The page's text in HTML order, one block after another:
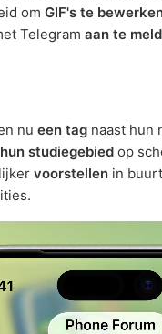
om GIF's te
Telegram aan te
nu een tag naast hun
hun studiegebied op
voorstellen in